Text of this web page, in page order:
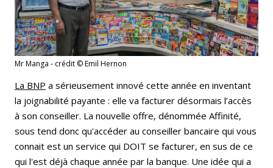
Mr Manga - crédit © Emil Hernon
La BNP a sérieusement innové cette année en inventant
la joignabilité payante : elle va facturer désormais l’accès
à son conseiller. La nouvelle offre, dénommée Affinité,
sous tend donc qu'accéder au conseiller bancaire qui vous
connait est un service qui DOIT se facturer, en sus de ce
qui l'est déjà chaque année par la banque. Une idée qui a